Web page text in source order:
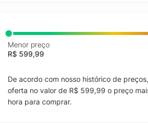
Menor preço
R$ 599,99
De acordo com nosso histórico de
oferta no valor de R$ 599,99 o preço
hora para comprar.